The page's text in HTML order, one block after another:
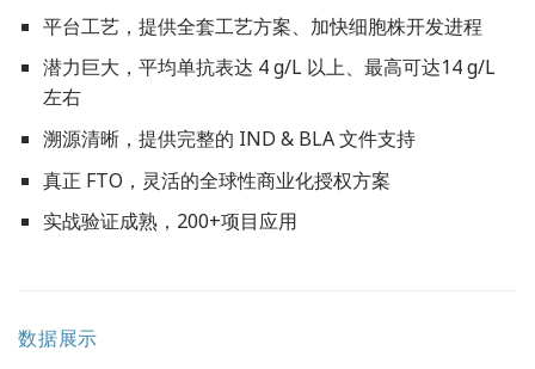
平台工艺，提供全套工艺方案、加快细胞株开发进程
潜力巨大，平均单抗表达 4 g/L 以上、最高可达14 g/L
左右
溯源清晰，提供完整的 IND & BLA 文件支持
真正 FTO，灵活的全球性商业化授权方案
实战验证成熟，200+项目应用
数据展示